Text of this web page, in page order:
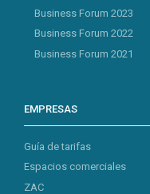
Business Forum 2023
Business Forum 2022
Business Forum 2021
EMPRESAS
Guía de tarifas
Espacios comerciales
ZAC